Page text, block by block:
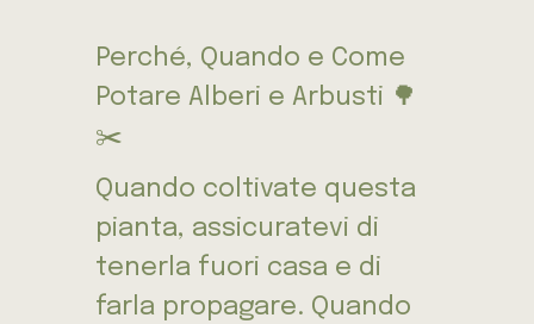
Perché, Quando e Come
Potare Alberi e Arbusti 🌳
✂️
Quando coltivate questa
pianta, assicuratevi di
tenerla fuori casa e di
farla propagare. Quando